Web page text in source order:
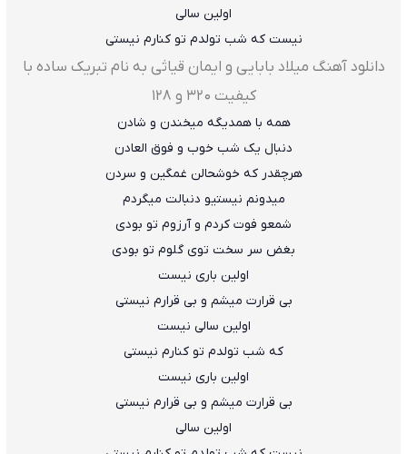
اولین سالی
نیست که شب تولدم تو کنارم نیستی
دانلود آهنگ میلاد بابایی و ایمان قیاثی به نام تبریک ساده با
کیفیت ۳۲۰ و ۱۲۸
همه با همدیگه میخندن و شادن
دنبال یک شب خوب و فوق العادن
هرچقدر که خوشحالن غمگین و سردن
میدونم نیستیو دنبالت میگردم
شمعو فوت کردم و آرزوم تو بودی
بغض سر سخت توی گلوم تو بودی
اولین باری نیست
بی قرارت میشم و بی قرارم نیستی
اولین سالی نیست
که شب تولدم تو کنارم نیستی
اولین باری نیست
بی قرارت میشم و بی قرارم نیستی
اولین سالی